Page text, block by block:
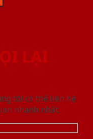
LẠI
tôi có thể liên hệ
nhanh nhất.